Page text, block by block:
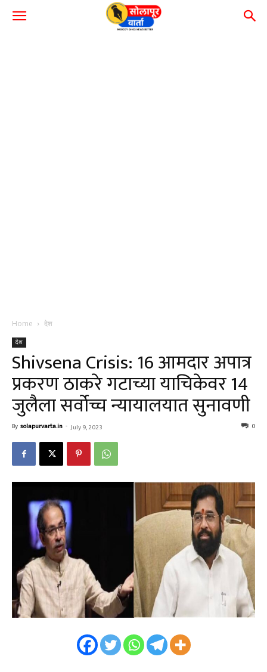
Home देश
देश
Shivsena Crisis: 16 आमदार अपात्र
प्रकरण ठाकरे गटाच्या याचिकेवर 14
जुलैला सर्वोच्च न्यायालयात सुनावणी
By solapurvarta.in - July 9, 2023 0